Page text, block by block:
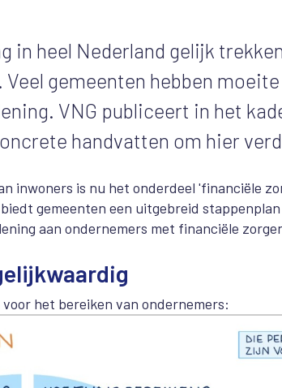
in heel Nederland gelijk
gemeenten hebben
VNG publiceert in het
handvatten om hier
inwoners is nu het onderdeel 'financiële
gemeenten een uitgebreid
aan ondernemers met financiële
het bereiken van ondernemers: